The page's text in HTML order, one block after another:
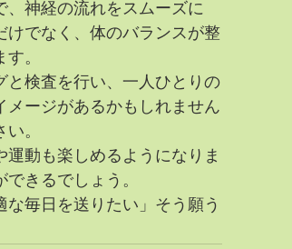
、神経の流れをスムーズに
けでなく、体のバランスが整
。
と検査を行い、一人ひとりの
ージがあるかもしれません
。
動も楽しめるようになりま
きるでしょう。
な毎日を送りたい」そう願う